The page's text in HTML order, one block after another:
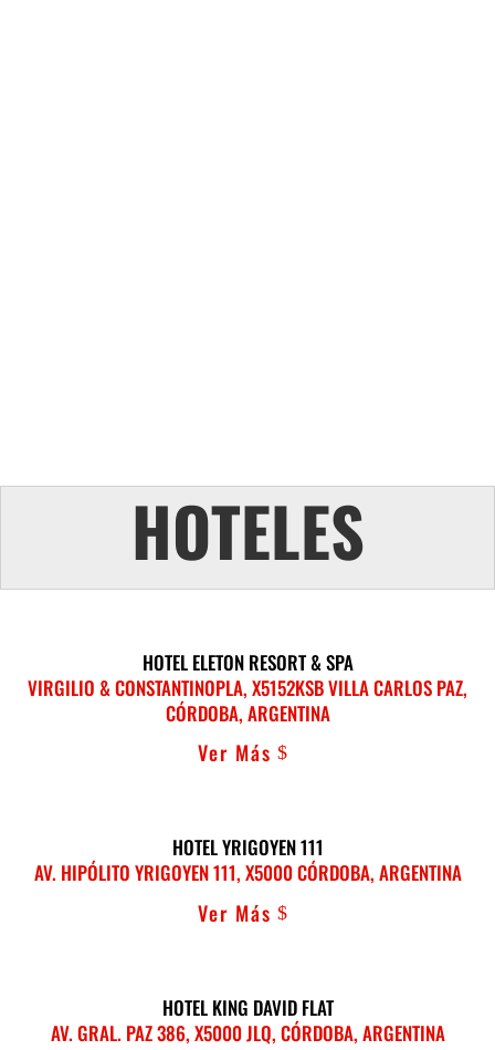
HOTELES
HOTEL ELETON RESORT & SPA
VIRGILIO & CONSTANTINOPLA, X5152KSB VILLA CARLOS PAZ,
CÓRDOBA, ARGENTINA
Ver Más
HOTEL YRIGOYEN 111
AV. HIPÓLITO YRIGOYEN 111, X5000 CÓRDOBA, ARGENTINA
Ver Más
HOTEL KING DAVID FLAT
AV. GRAL. PAZ 386, X5000 JLQ, CÓRDOBA, ARGENTINA